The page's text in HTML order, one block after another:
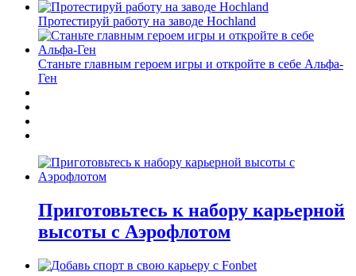
Протестируй работу на заводе Hochland
Станьте главным героем игры и откройте в себе Альфа-
Ген
Приготовьтесь к набору карьерной
высоты с Аэрофлотом